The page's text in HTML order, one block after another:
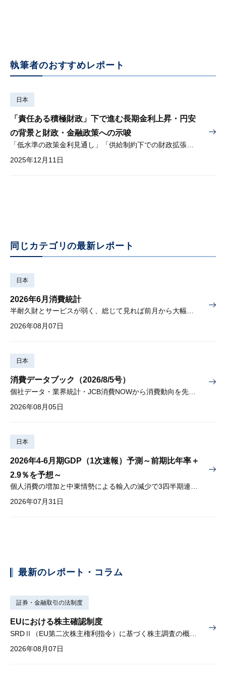
執筆者のおすすめレポート
日本
「責任ある積極財政」下で進む長期金利上昇・円安
の背景と財政・金融政策への示唆
2025年12月11日
同じカテゴリの最新レポート
日本
2026年6月消費統計
半耐久財とサービスが弱く、総じて見れば前月から大幅に減少
2026年08月07日
日本
消費データブック（2026/8/5号）
2026年08月05日
日本
2026年4-6月期GDP（1次速報）予測～前期比年率＋
2.9％を予想～
個人消費の増加と中東情勢による輸入の減少で3四半期連続プラス
2026年07月31日
最新のレポート・コラム
証券・金融取引の法制度
EUにおける株主確認制度
2026年08月07日